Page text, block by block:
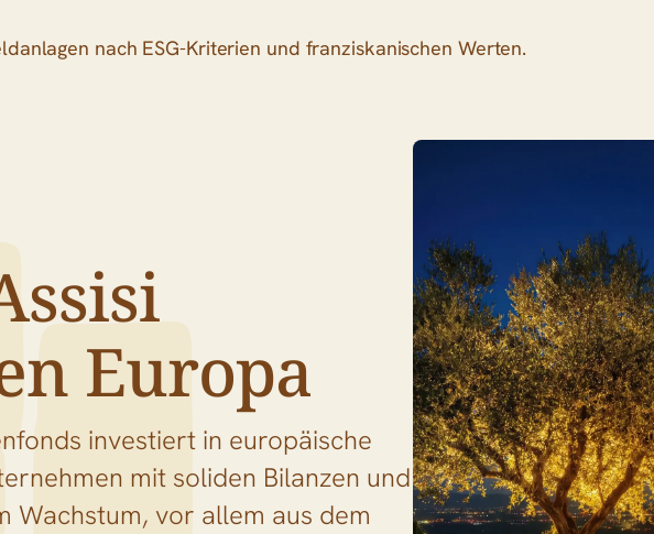
nach ESG-Kriterien und franziskanischen Werten.
Europa
investiert in europäische
mit soliden Bilanzen und
Wachstum, vor allem aus dem